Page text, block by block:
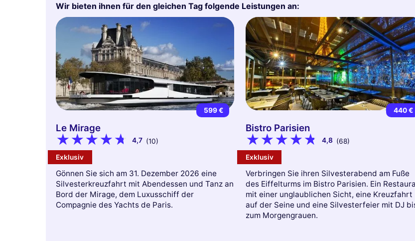
Wir bieten ihnen für den gleichen Tag folgende Leistungen an:
599 €
Le Mirage
4,7 (10)
Exklusiv
Gönnen Sie sich am 31. Dezember 2026 eine
Silvesterkreuzfahrt mit Abendessen und Tanz an
Bord der Mirage, dem Luxusschiff der
Compagnie des Yachts de Paris.
440 €
Bistro Parisien
4,8 (68)
Exklusiv
Verbringen Sie ihren Silvesterabend am Fuße
des Eiffelturms im Bistro Parisien. Ein
mit einer unglaublichen Sicht, eine Kreuzfahrt
auf der Seine und eine Silvesterfeier mit DJ
zum Morgengrauen.